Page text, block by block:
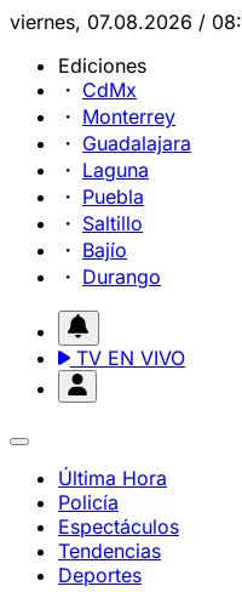
viernes, 07.08.2026 /
Ediciones
CdMx
Monterrey
Guadalajara
Laguna
Puebla
Saltillo
Bajío
Durango
TV EN VIVO
Última Hora
Policía
Espectáculos
Tendencias
Deportes